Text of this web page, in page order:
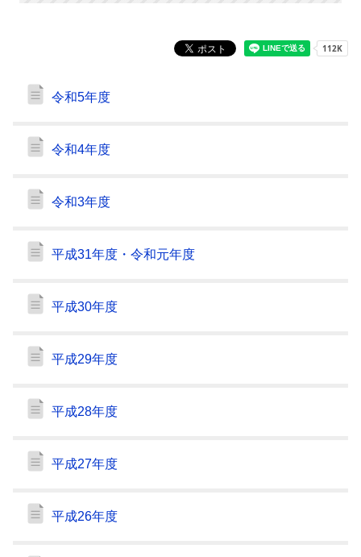
令和5年度
令和4年度
令和3年度
平成31年度・令和元年度
平成30年度
平成29年度
平成28年度
平成27年度
平成26年度